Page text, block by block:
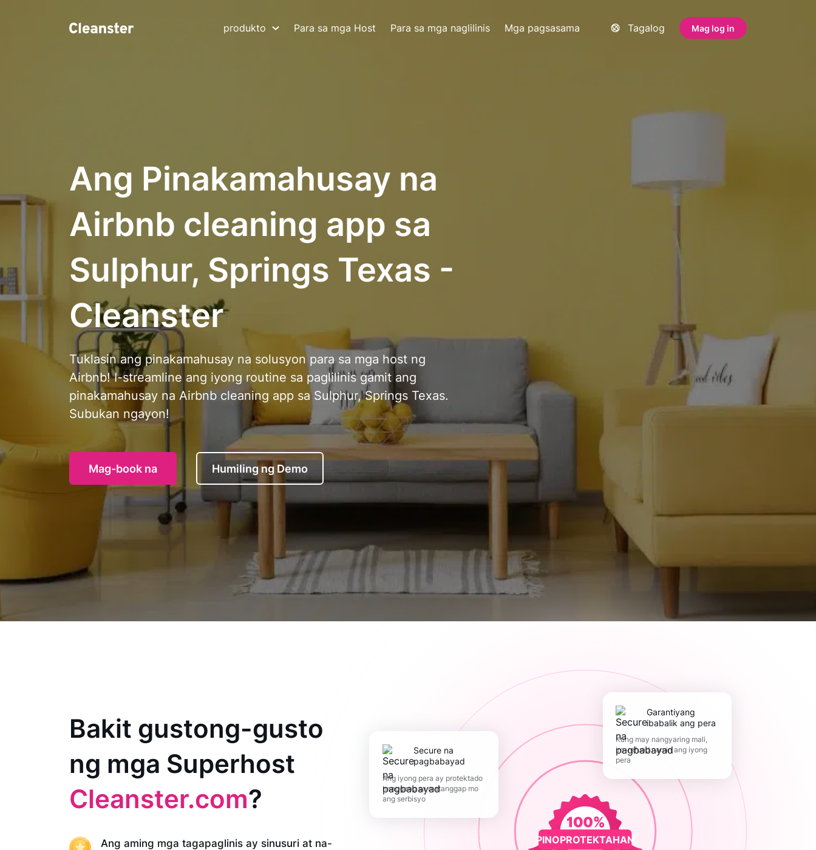
produkto Para sa mga Host Para sa mga naglilinis Mga pagsasama Tagalog Mag log in
Ang Pinakamahusay na
Airbnb cleaning app sa
Sulphur, Springs Texas -
Cleanster
Tuklasin ang pinakamahusay na solusyon para sa mga host ng
Airbnb! I-streamline ang iyong routine sa paglilinis gamit ang
pinakamahusay na Airbnb cleaning app sa Sulphur, Springs Texas.
Subukan ngayon!
Mag-book na Humiling ng Demo
Bakit gustong-gusto
ng mga Superhost
Cleanster.com?
Ang aming mga tagapaglinis ay sinusuri at na-
PINOPROTEKTAHAN
Secure na
pagbabayad
Ang iyong pera ay protektado
hanggang sa matanggap mo
ang serbisyo
Garantiyang
ibabalik ang pera
Kung may nangyaring mali,
ire-refund namin ang iyong
pera